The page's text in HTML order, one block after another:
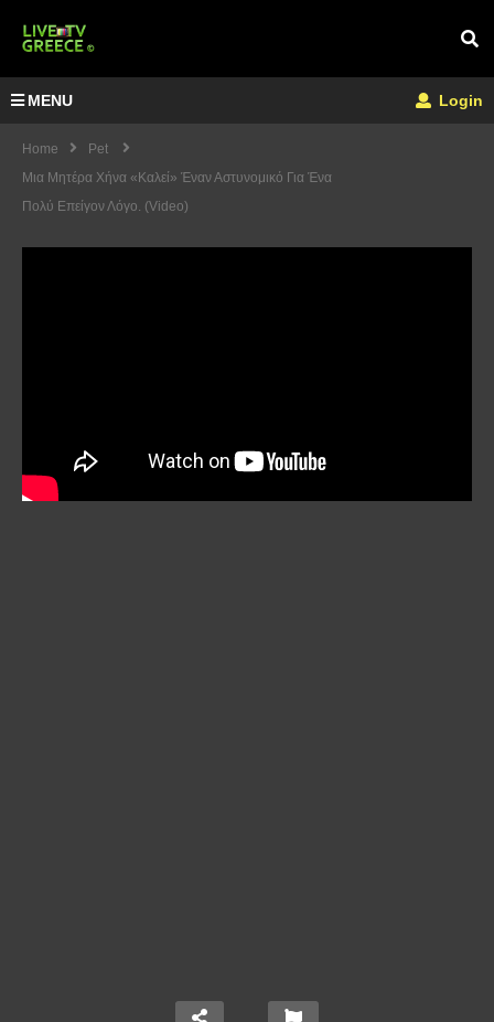
MENU Login
Home
Pet
Μια Μητέρα Χήνα «καλεί» Έναν Αστυνομικό Για Ένα
Πολύ Επείγον Λόγο. (Video)